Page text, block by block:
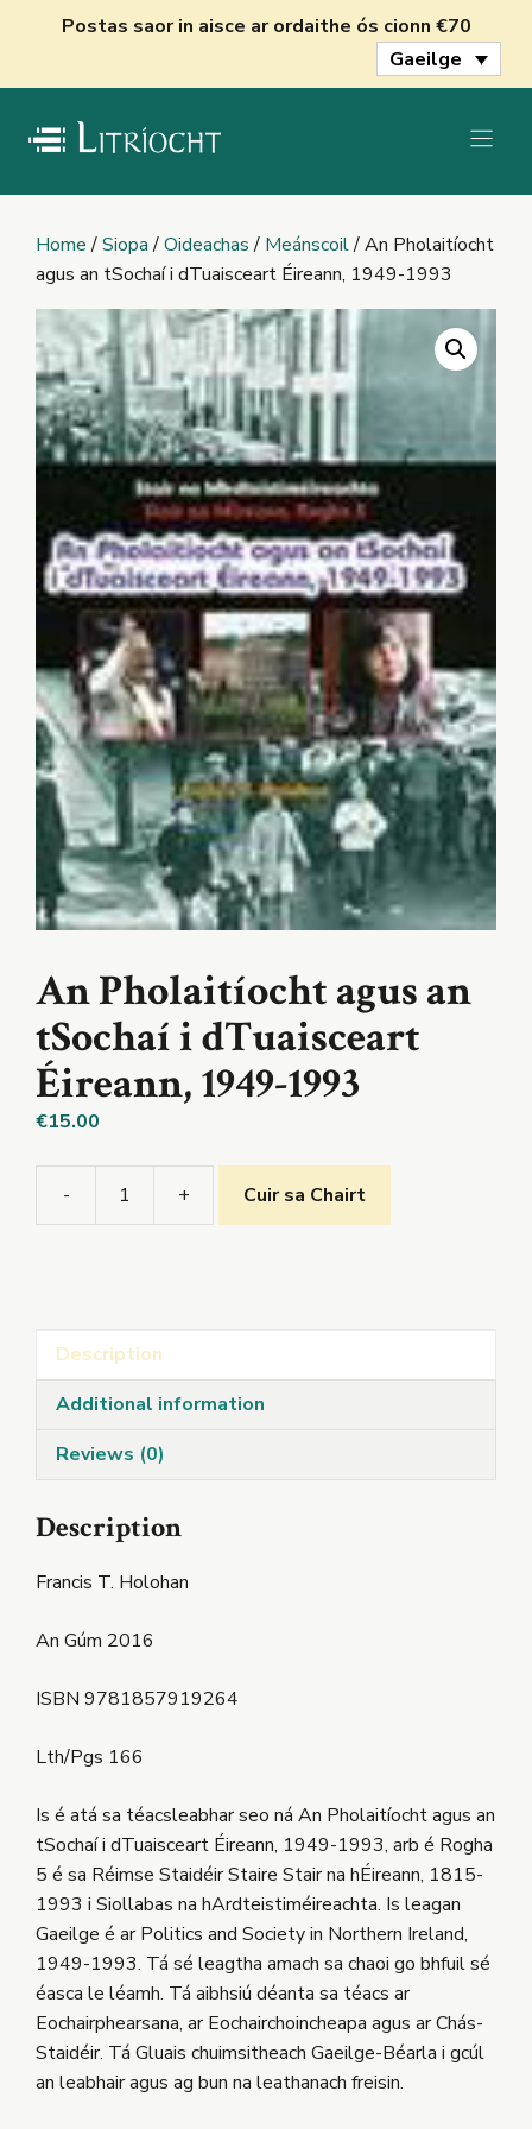
Postas saor in aisce ar ordaithe ós cionn €70
Gaeilge
Home/Siopa/Oideachas/ Meánscoil/ An Pholaitíocht
agus an tSochaí i dTuaisceart Éireann, 1949-1993
An Pholaitíocht agus an
tSochaí i dTuaisceart
Éireann, 1949-1993
€15.00
-
dTuaisceart
Éireann,
1993
+ Cuir sa Chairt
Description
Additional information
Reviews (0)
Description
Francis T. Holohan
An Gúm 2016
ISBN 9781857919264
Lth/Pgs 166
Is é atá sa téacsleabhar seo ná An Pholaitíocht agus an
tSochaí i dTuaisceart Éireann, 1949-1993, arb é Rogha
5 é sa Réimse Staidéir Staire Stair na hÉireann, 1815-
1993 i Siollabas na hArdteistiméireachta. Is leagan
Gaeilge é ar Politics and Society in Northern Ireland,
1949-1993. Tá sé leagtha amach sa chaoi go bhfuil sé
éasca le léamh. Tá aibhsiú déanta sa téacs ar
Eochairphearsana, ar Eochairchoincheapa agus ar Chás-
Staidéir. Tá Gluais chuimsitheach Gaeilge-Béarla i gcúl
an leabhair agus ag bun na leathanach freisin.